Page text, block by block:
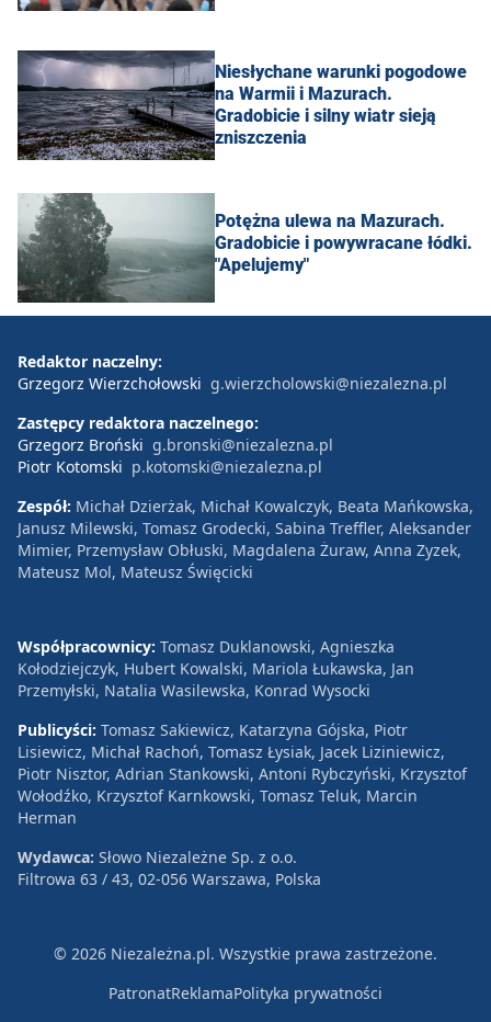
Niesłychane warunki pogodowe
na Warmii i Mazurach.
Gradobicie i silny wiatr sieją
zniszczenia
Potężna ulewa na Mazurach.
Gradobicie i powywracane łódki.
"Apelujemy"
Redaktor naczelny:
Grzegorz Wierzchołowski g.wierzcholowski@niezalezna.pl
Zastępcy redaktora naczelnego:
Grzegorz Broński g.bronski@niezalezna.pl
Piotr Kotomski p.kotomski@niezalezna.pl
Zespół: Michał Dzierżak, Michał Kowalczyk, Beata Mańkowska,
Janusz Milewski, Tomasz Grodecki, Sabina Treffler, Aleksander
Mimier, Przemysław Obłuski, Magdalena Żuraw, Anna Zyzek,
Mateusz Mol, Mateusz Święcicki
Współpracownicy: Tomasz Duklanowski, Agnieszka
Kołodziejczyk, Hubert Kowalski, Mariola Łukawska, Jan
Przemyłski, Natalia Wasilewska, Konrad Wysocki
Publicyści: Tomasz Sakiewicz, Katarzyna Gójska, Piotr
Lisiewicz, Michał Rachoń, Tomasz Łysiak, Jacek Liziniewicz,
Piotr Nisztor, Adrian Stankowski, Antoni Rybczyński, Krzysztof
Wołodźko, Krzysztof Karnkowski, Tomasz Teluk, Marcin
Herman
Wydawca: Słowo Niezależne Sp. z o.o.
Filtrowa 63 / 43, 02-056 Warszawa, Polska
© 2026 Niezależna.pl. Wszystkie prawa zastrzeżone.
PatronatReklamaPolityka prywatności